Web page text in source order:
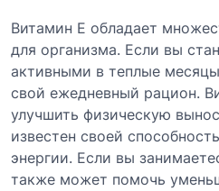
Витамин E обладает
для организма. Если вы
активными в теплые
свой ежедневный рацион.
улучшить физическую
известен своей
энергии. Если вы
также может помочь